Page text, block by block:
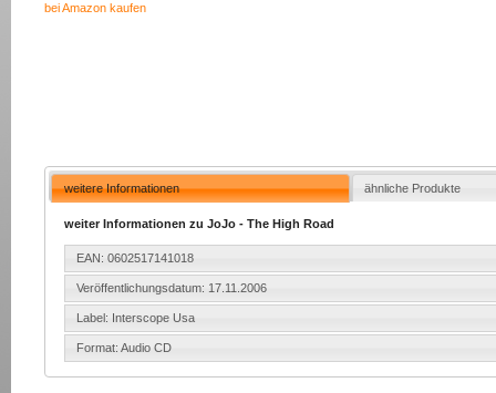
bei Amazon kaufen
weitere Informationen ähnliche Produkte
weiter Informationen zu JoJo - The High Road
EAN: 0602517141018
Veröffentlichungsdatum: 17.11.2006
Label: Interscope Usa
Format: Audio CD